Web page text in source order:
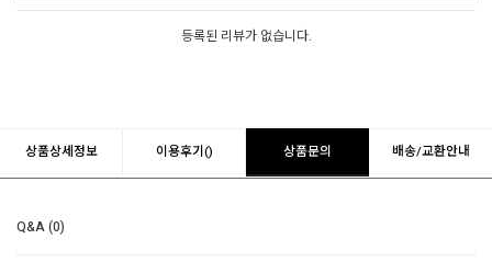
등록된 리뷰가 없습니다.
상품상세정보 이용후기() 상품문의 배송/교환안내
Q&A (0)